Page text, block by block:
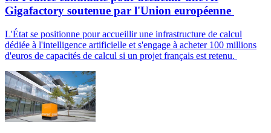
Gigafactory soutenue par l'Union européenne
L'État se positionne pour accueillir une infrastructure de calcul
dédiée à l'intelligence artificielle et s'engage à acheter 100 millions
d'euros de capacités de calcul si un projet français est retenu.